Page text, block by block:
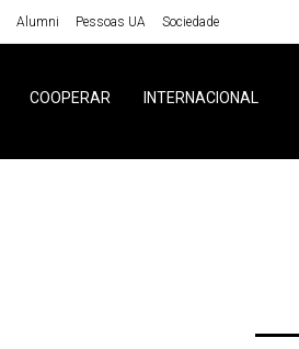
Alumni Pessoas UA Sociedade
COOPERAR INTERNACIONAL